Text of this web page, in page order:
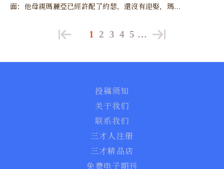
面：他母親瑪麗亞已經許配了約瑟，還沒有迎娶，瑪...
1 2 3 4 5 …
投稿须知
关于我们
联系我们
三才人注册
三才精品店
免费电子期刊